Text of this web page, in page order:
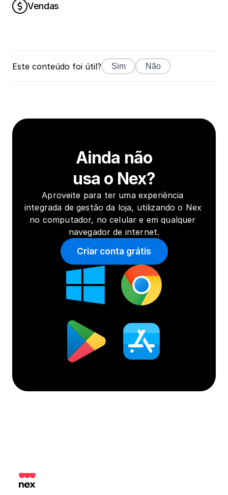
Vendas
Este conteúdo foi útil? Sim Não
Ainda não
usa o Nex?
Aproveite para ter uma experiência
integrada de gestão da loja, utilizando o Nex
no computador, no celular e em qualquer
navegador de internet.
Criar conta grátis